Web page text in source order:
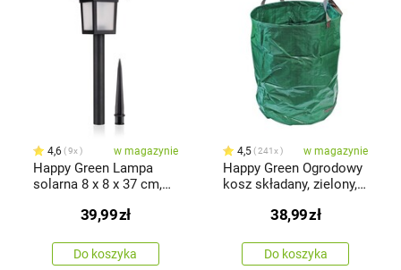
4,6 9x w magazynie
Happy Green Lampa
solarna 8 x 8 x 37 cm,
39,99zł
Do koszyka
4,5 241x w magazynie
Happy Green Ogrodowy
kosz składany, zielony,
38,99zł
Do koszyka